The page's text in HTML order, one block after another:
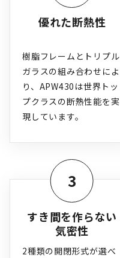
優れた断熱性
樹脂フレームとトリプル
ガラスの組み合わせによ
り、APW430は世界トッ
プクラスの断熱性能を実
現しています。
3
すき間を作らない
気密性
2種類の開閉形式が選べ